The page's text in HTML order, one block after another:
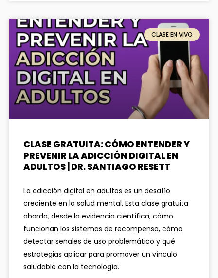
CLASE EN VIVO
CLASE GRATUITA: CÓMO ENTENDER Y
PREVENIR LA ADICCIÓN DIGITAL EN
ADULTOS | DR. SANTIAGO RESETT
La adicción digital en adultos es un desafío
creciente en la salud mental. Esta clase gratuita
aborda, desde la evidencia científica, cómo
funcionan los sistemas de recompensa, cómo
detectar señales de uso problemático y qué
estrategias aplicar para promover un vínculo
saludable con la tecnología.